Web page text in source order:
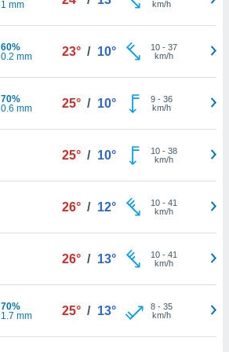
1 mm
km/h
60%
0.2 mm
23° / 10° 10- 37
km/h
70%
0.6 mm
25° / 10° 9- 36
km/h
25° / 10° 10- 38
km/h
26° / 12° 10- 41
km/h
26° / 13° 10- 41
km/h
70%
1.7 mm
25° / 13° 8- 35
km/h